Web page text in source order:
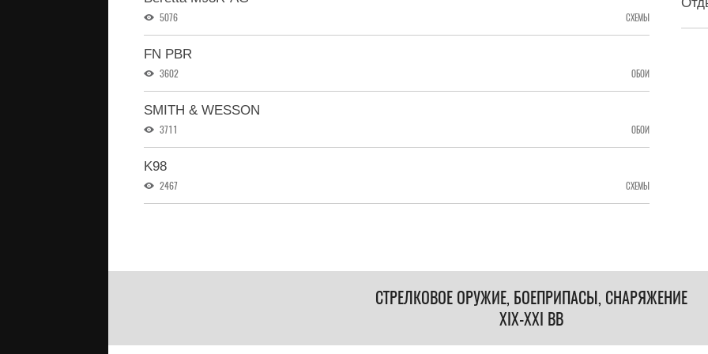
5076 СХЕМЫ
FN PBR
3602 ОБОИ
SMITH & WESSON
3711 ОБОИ
K98
2467 СХЕМЫ
СТРЕЛКОВОЕ ОРУЖИЕ, БОЕПРИПАСЫ, СНАРЯЖЕНИЕ
XIX-XXI ВВ